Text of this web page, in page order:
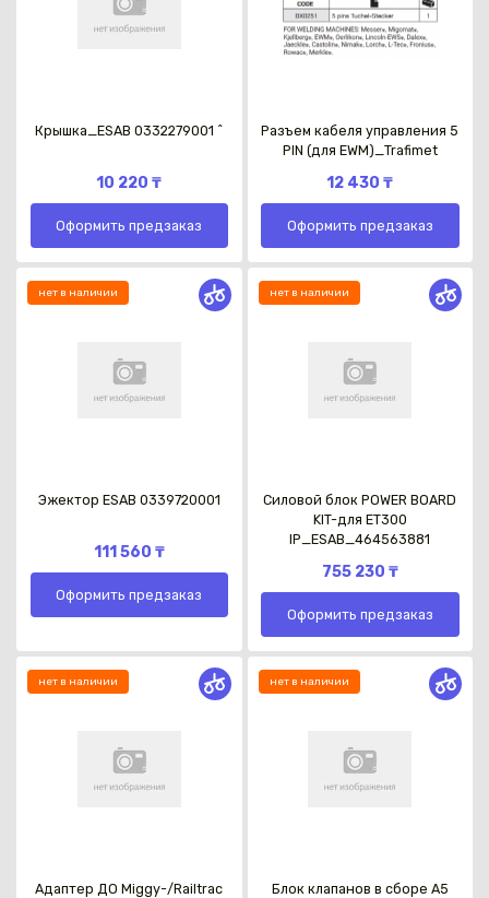
Крышка_ESAB 0332279001 ^
10 220 ₸
Оформить предзаказ
Разъем кабеля управления 5
PIN (для EWM)_Trafimet
12 430 ₸
Оформить предзаказ
нет в наличии
Эжектор ESAB 0339720001
111 560 ₸
Оформить предзаказ
нет в наличии
Силовой блок POWER BOARD
KIT-для ET300
IP_ESAB_464563881
755 230 ₸
Оформить предзаказ
нет в наличии
Адаптер ДО Miggy-/Railtrac
нет в наличии
Блок клапанов в сборе A5